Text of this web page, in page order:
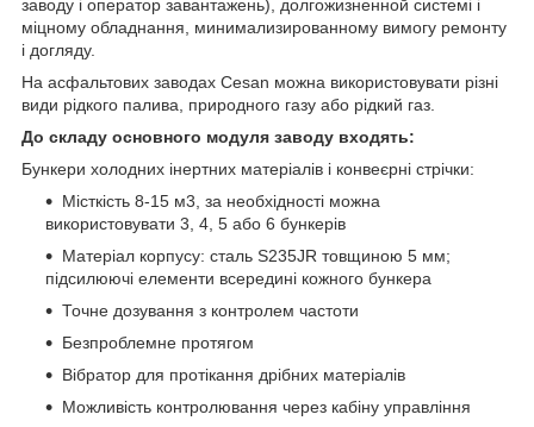
заводу і оператор завантажень), долгожизненной системі і
міцному обладнання, минимализированному вимогу ремонту
і догляду.
На асфальтових заводах Cesan можна використовувати різні
види рідкого палива, природного газу або рідкий газ.
До складу основного модуля заводу входять:
Бункери холодних інертних матеріалів і конвеєрні стрічки:
Місткість 8-15 м3, за необхідності можна
використовувати 3, 4, 5 або 6 бункерів
Матеріал корпусу: сталь S235JR товщиною 5 мм;
підсилюючі елементи всередині кожного бункера
Точне дозування з контролем частоти
Безпроблемне протягом
Вібратор для протікання дрібних матеріалів
Можливість контролювання через кабіну управління